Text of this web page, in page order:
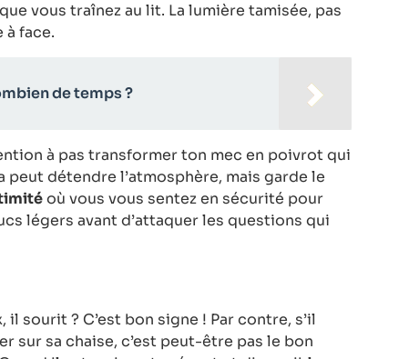
vous traînez au lit. La lumière tamisée, pas
face.
de temps ?
à pas transformer ton mec en poivrot qui
détendre l’atmosphère, mais garde le
où vous vous sentez en sécurité pour
légers avant d’attaquer les questions qui
sourit ? C’est bon signe ! Par contre, s’il
sur sa chaise, c’est peut-être pas le bon